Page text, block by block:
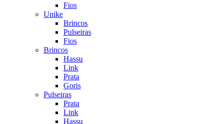
Fios
Unike
Brincos
Pulseiras
Fios
Brincos
Hassu
Link
Prata
Goris
Pulseiras
Prata
Link
Hassu